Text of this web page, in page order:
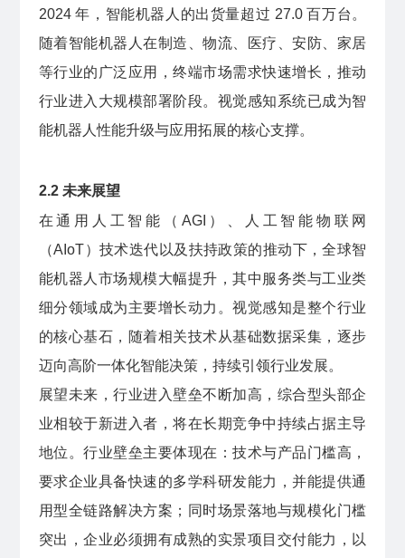
2024 年，智能机器人的出货量超过 27.0 百万台。
随着智能机器人在制造、物流、医疗、安防、家居
等行业的广泛应用，终端市场需求快速增长，推动
行业进入大规模部署阶段。视觉感知系统已成为智
能机器人性能升级与应用拓展的核心支撑。
2.2 未来展望
在通用人工智能（AGI）、人工智能物联网
（AIoT）技术迭代以及扶持政策的推动下，全球智
能机器人市场规模大幅提升，其中服务类与工业类
细分领域成为主要增长动力。视觉感知是整个行业
的核心基石，随着相关技术从基础数据采集，逐步
迈向高阶一体化智能决策，持续引领行业发展。
展望未来，行业进入壁垒不断加高，综合型头部企
业相较于新进入者，将在长期竞争中持续占据主导
地位。行业壁垒主要体现在：技术与产品门槛高，
要求企业具备快速的多学科研发能力，并能提供通
用型全链路解决方案；同时场景落地与规模化门槛
突出，企业必须拥有成熟的实景项目交付能力，以